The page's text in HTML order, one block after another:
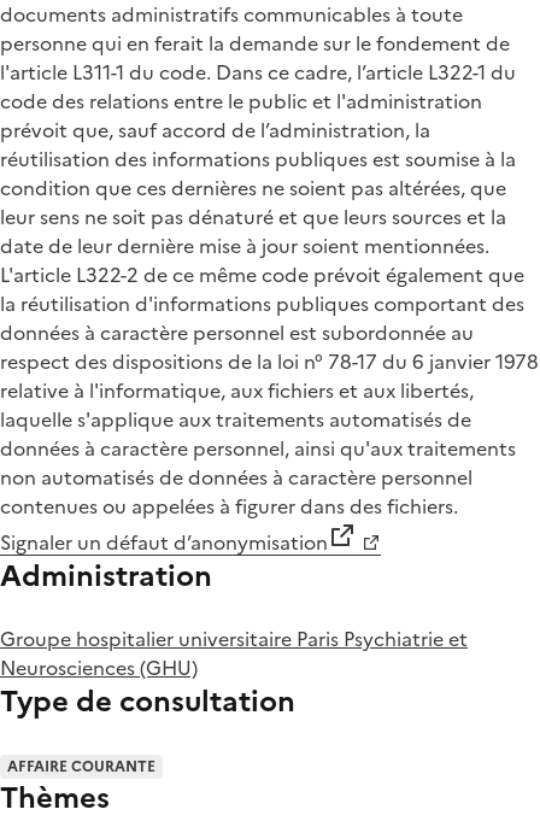
documents administratifs communicables à toute
personne qui en ferait la demande sur le fondement de
l'article L311-1 du code. Dans ce cadre, l’article L322-1 du
code des relations entre le public et l'administration
prévoit que, sauf accord de l’administration, la
réutilisation des informations publiques est soumise à la
condition que ces dernières ne soient pas altérées, que
leur sens ne soit pas dénaturé et que leurs sources et la
date de leur dernière mise à jour soient mentionnées.
L'article L322-2 de ce même code prévoit également que
la réutilisation d'informations publiques comportant des
données à caractère personnel est subordonnée au
respect des dispositions de la loi n° 78-17 du 6 janvier 1978
relative à l'informatique, aux fichiers et aux libertés,
laquelle s'applique aux traitements automatisés de
données à caractère personnel, ainsi qu'aux traitements
non automatisés de données à caractère personnel
contenues ou appelées à figurer dans des fichiers.
Signaler un défaut d’anonymisation
Administration
Groupe hospitalier universitaire Paris Psychiatrie et
Neurosciences (GHU)
Type de consultation
AFFAIRE COURANTE
Thèmes